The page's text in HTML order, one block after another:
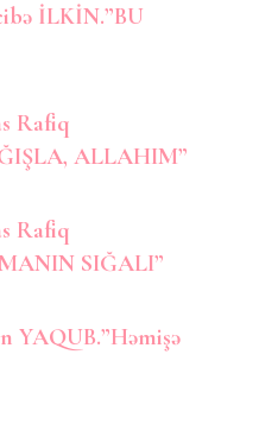
İLKİN.”BU
Rafiq
ALLAHIM”
Rafiq
SIĞALI”
YAQUB.”Həmişə